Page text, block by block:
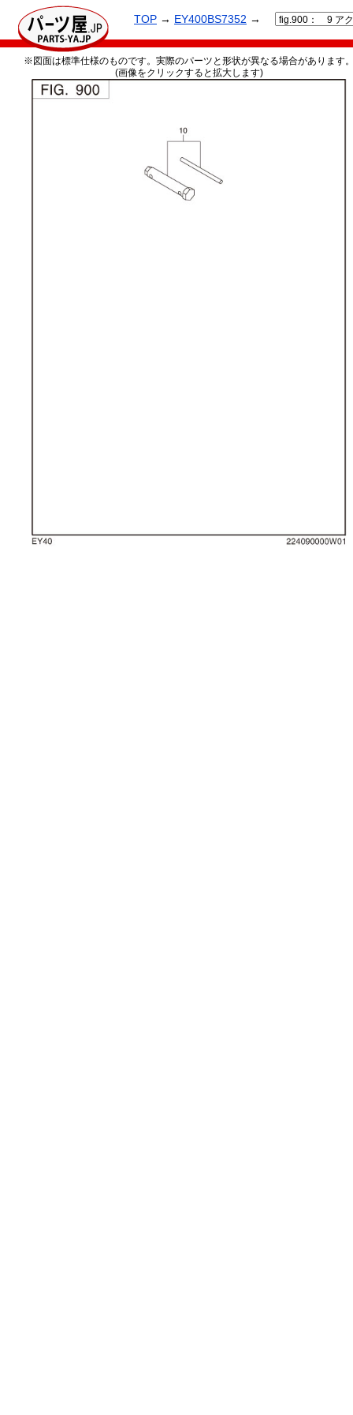
TOP → EY400BS7352 →
※図面は標準仕様のものです。実際のパーツと形状が異なる場合があります
(画像をクリックすると拡大します)